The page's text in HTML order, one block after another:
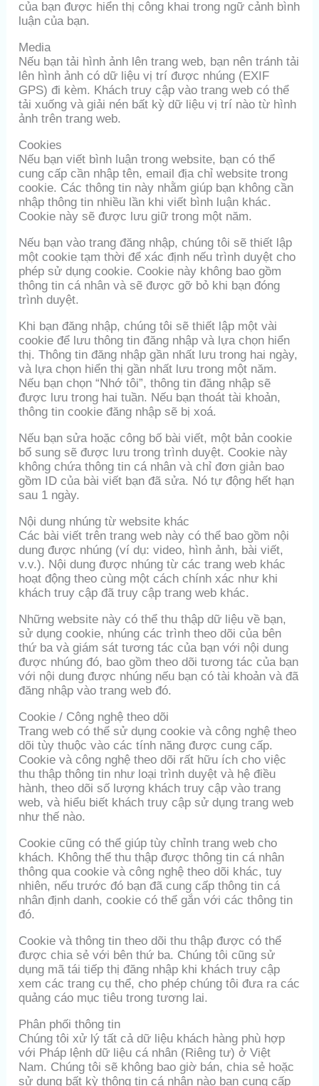
của bạn được hiển thị công khai trong ngữ cảnh bình
luận của bạn.
Media
Nếu bạn tải hình ảnh lên trang web, bạn nên tránh tải
lên hình ảnh có dữ liệu vị trí được nhúng (EXIF
GPS) đi kèm. Khách truy cập vào trang web có thể
tải xuống và giải nén bất kỳ dữ liệu vị trí nào từ hình
ảnh trên trang web.
Cookies
Nếu bạn viết bình luận trong website, bạn có thể
cung cấp cần nhập tên, email địa chỉ website trong
cookie. Các thông tin này nhằm giúp bạn không cần
nhập thông tin nhiều lần khi viết bình luận khác.
Cookie này sẽ được lưu giữ trong một năm.
Nếu bạn vào trang đăng nhập, chúng tôi sẽ thiết lập
một cookie tạm thời để xác định nếu trình duyệt cho
phép sử dụng cookie. Cookie này không bao gồm
thông tin cá nhân và sẽ được gỡ bỏ khi bạn đóng
trình duyệt.
Khi bạn đăng nhập, chúng tôi sẽ thiết lập một vài
cookie để lưu thông tin đăng nhập và lựa chọn hiển
thị. Thông tin đăng nhập gần nhất lưu trong hai ngày,
và lựa chọn hiển thị gần nhất lưu trong một năm.
Nếu bạn chọn “Nhớ tôi”, thông tin đăng nhập sẽ
được lưu trong hai tuần. Nếu bạn thoát tài khoản,
thông tin cookie đăng nhập sẽ bị xoá.
Nếu bạn sửa hoặc công bố bài viết, một bản cookie
bổ sung sẽ được lưu trong trình duyệt. Cookie này
không chứa thông tin cá nhân và chỉ đơn giản bao
gồm ID của bài viết bạn đã sửa. Nó tự động hết hạn
sau 1 ngày.
Nội dung nhúng từ website khác
Các bài viết trên trang web này có thể bao gồm nội
dung được nhúng (ví dụ: video, hình ảnh, bài viết,
v.v.). Nội dung được nhúng từ các trang web khác
hoạt động theo cùng một cách chính xác như khi
khách truy cập đã truy cập trang web khác.
Những website này có thể thu thập dữ liệu về bạn,
sử dụng cookie, nhúng các trình theo dõi của bên
thứ ba và giám sát tương tác của bạn với nội dung
được nhúng đó, bao gồm theo dõi tương tác của bạn
với nội dung được nhúng nếu bạn có tài khoản và đã
đăng nhập vào trang web đó.
Cookie / Công nghệ theo dõi
Trang web có thể sử dụng cookie và công nghệ theo
dõi tùy thuộc vào các tính năng được cung cấp.
Cookie và công nghệ theo dõi rất hữu ích cho việc
thu thập thông tin như loại trình duyệt và hệ điều
hành, theo dõi số lượng khách truy cập vào trang
web, và hiểu biết khách truy cập sử dụng trang web
như thế nào.
Cookie cũng có thể giúp tùy chỉnh trang web cho
khách. Không thể thu thập được thông tin cá nhân
thông qua cookie và công nghệ theo dõi khác, tuy
nhiên, nếu trước đó bạn đã cung cấp thông tin cá
nhân định danh, cookie có thể gắn với các thông tin
đó.
Cookie và thông tin theo dõi thu thập được có thể
được chia sẻ với bên thứ ba. Chúng tôi cũng sử
dụng mã tái tiếp thị đăng nhập khi khách truy cập
xem các trang cụ thể, cho phép chúng tôi đưa ra các
quảng cáo mục tiêu trong tương lai.
Phân phối thông tin
Chúng tôi xử lý tất cả dữ liệu khách hàng phù hợp
với Pháp lệnh dữ liệu cá nhân (Riêng tư) ở Việt
Nam. Chúng tôi sẽ không bao giờ bán, chia sẻ hoặc
sử dụng bất kỳ thông tin cá nhân nào bạn cung cấp